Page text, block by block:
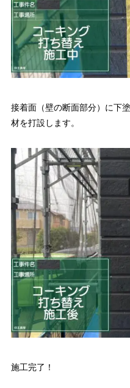
接着面（壁の断面部分）に下
材を打設します。
施工完了！